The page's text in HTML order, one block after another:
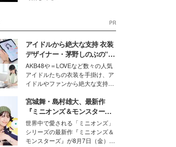
PR
アイドルから絶大な支持 衣装
デザイナー・茅野しのぶの“可
愛い”を作る美学＜「シチズン
クロスシー」インタビュー＞
AKB48や＝LOVEなど数々の人気
アイドルたちの衣装を手掛け、ア
イドルやファンから絶大な支持を
取締役兼クリエイティブディレク
ター・茅野しのぶ。一人ひとりの
個性に寄り添い、魅力を引き出す
衣装作りは、多くの女性たちに勇
気と自信を与え続けている。
宮城舞・島村雄大、最新作
『ミニオンズ＆モンスター
ズ』の魅力熱弁 ハチャメチャ
だけじゃない“友情と絆”に感
動
世界中で愛される「ミニオンズ」
シリーズの最新作『ミニオンズ＆
モンスターズ』が8月7日（金）に